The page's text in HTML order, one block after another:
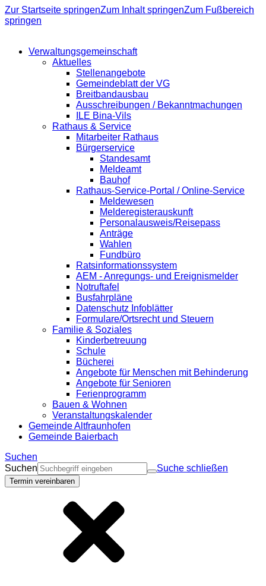
Zur Startseite springenZum Inhalt springenZum Fußbereich
springen
Verwaltungsgemeinschaft
Aktuelles
Stellenangebote
Gemeindeblatt der VG
Breitbandausbau
Ausschreibungen / Bekanntmachungen
ILE Bina-Vils
Rathaus & Service
Mitarbeiter Rathaus
Bürgerservice
Standesamt
Meldeamt
Bauhof
Rathaus-Service-Portal / Online-Service
Meldewesen
Melderegisterauskunft
Personalausweis/Reisepass
Anträge
Wahlen
Fundbüro
Ratsinformationssystem
AEM - Anregungs- und Ereignismelder
Notruftafel
Busfahrpläne
Datenschutz Infoblätter
Formulare/Ortsrecht und Steuern
Familie & Soziales
Kinderbetreuung
Schule
Bücherei
Angebote für Menschen mit Behinderung
Angebote für Senioren
Ferienprogramm
Bauen & Wohnen
Veranstaltungskalender
Gemeinde Altfraunhofen
Gemeinde Baierbach
Suchen
Suchen
Suche schließen
Termin vereinbaren